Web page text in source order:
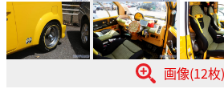
画像(12枚)